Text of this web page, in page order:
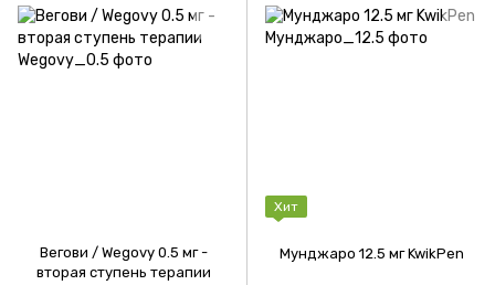
Вегови / Wegovy 0.5 мг -
вторая ступень терапии
Хит
Мунджаро 12.5 мг KwikPen